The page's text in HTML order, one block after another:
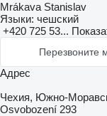
Mrákava Stanislav
Языки: чешский
+420 725 53...
Перезвоните
Адрес
Чехия, Южно-
Osvobození 293